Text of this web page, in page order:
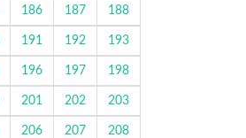
186 187 188
191 192 193
196 197 198
201 202 203
206 207 208